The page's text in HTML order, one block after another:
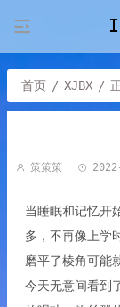
首页 / XJBX /
策策策
当睡眠和记忆开
多，不再像上学
磨平了棱角可能
今天无意间看到